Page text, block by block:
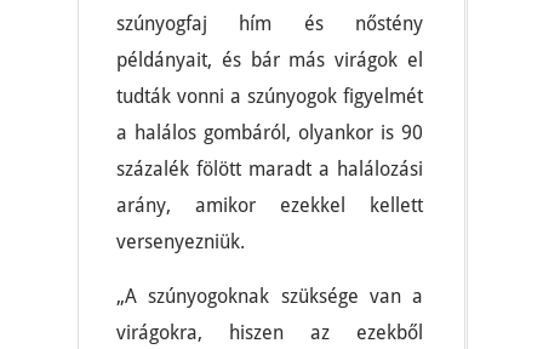
szúnyogfaj hím és nőstény
példányait, és bár más virágok el
tudták vonni a szúnyogok figyelmét
a halálos gombáról, olyankor is 90
százalék fölött maradt a halálozási
arány, amikor ezekkel kellett
versenyezniük.
„A szúnyogoknak szüksége van a
virágokra, hiszen az ezekből